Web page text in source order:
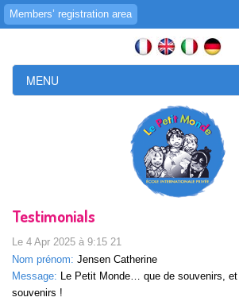
Members’ registration area
MENU
Testimonials
Le 4 Apr 2025 à 9:15 21
Nom prénom: Jensen Catherine
Message: Le Petit Monde… que de souvenirs,
souvenirs !